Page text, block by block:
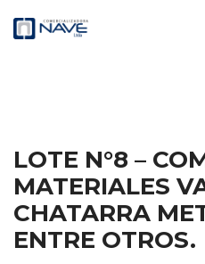
LOTE N°8 –
MATERIALES
CHATARRA
ENTRE OTROS.